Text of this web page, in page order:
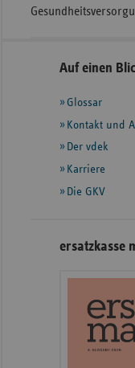
Seitennavigation
Seitenleiste
weiteren
Informationen
Auf einen
Glossar
Kontakt und
Der vdek
Karriere
Die GKV
ersatzkasse